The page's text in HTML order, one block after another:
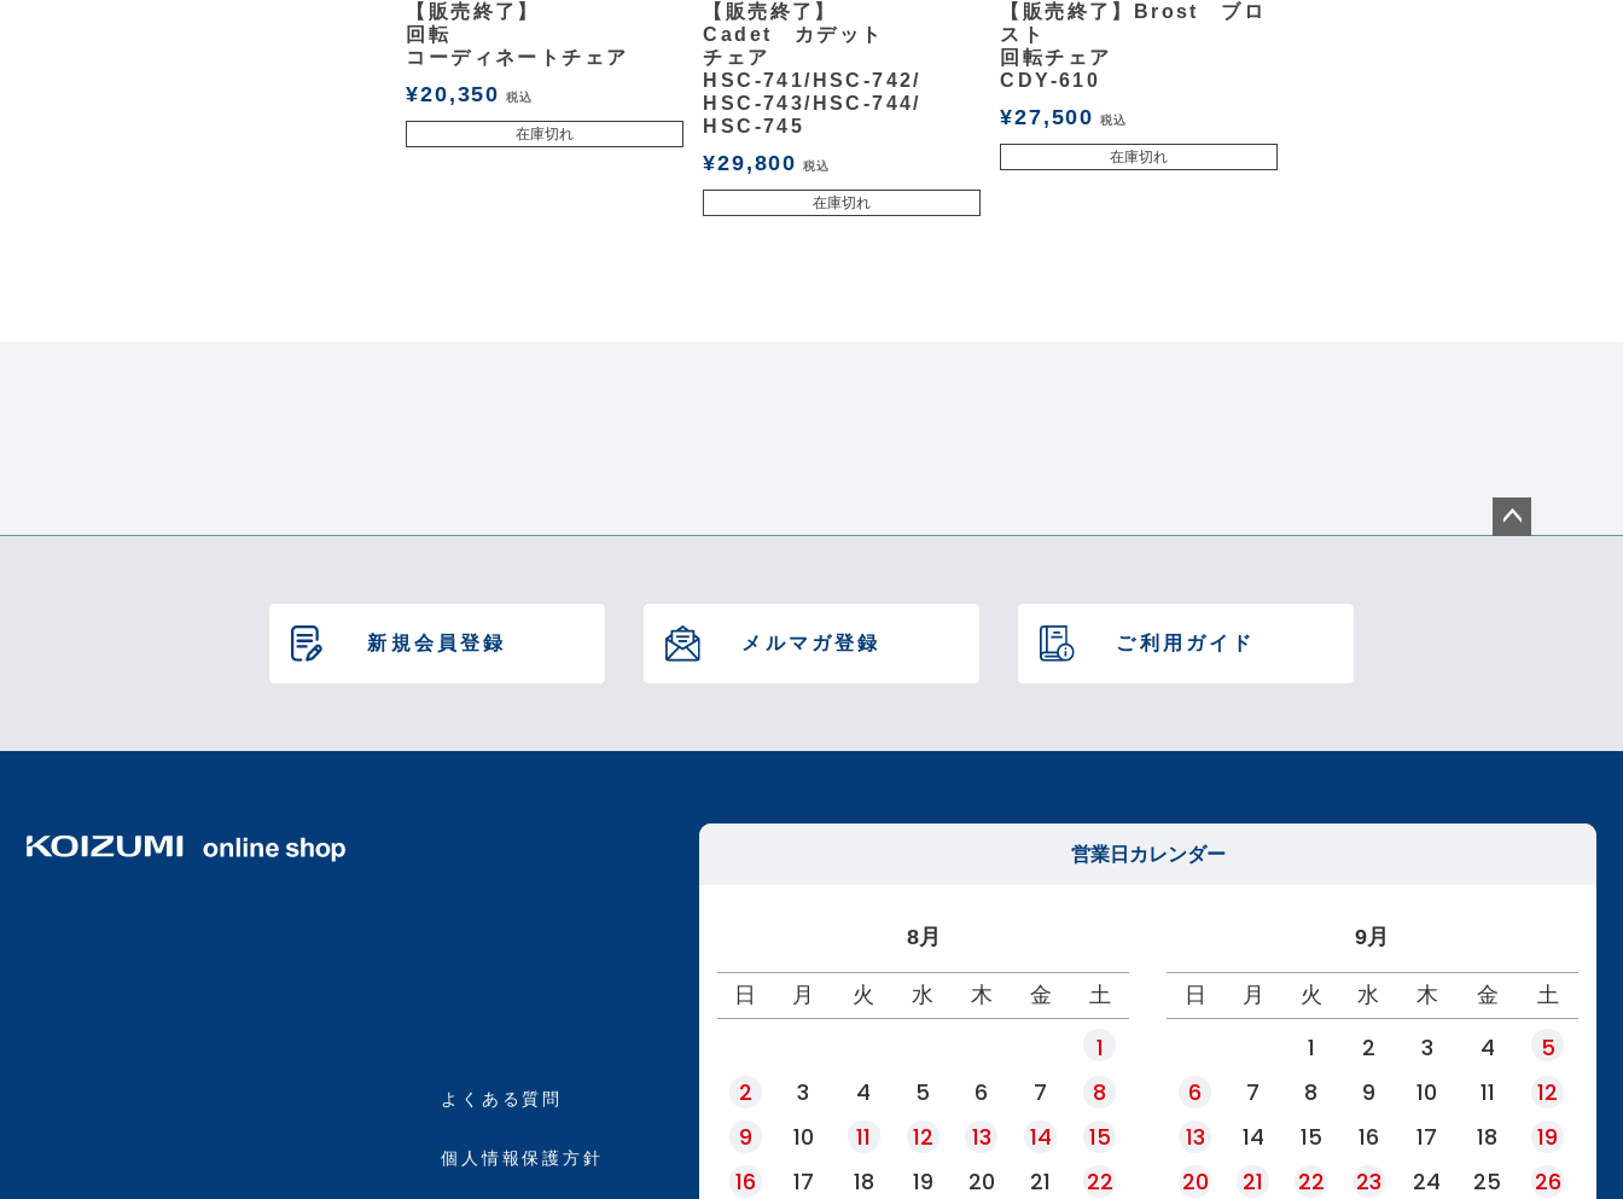
【販売終了】
回転
コーディネートチェア
¥20,350 税込
在庫切れ
【販売終了】
Cadet カデット
チェア
HSC-741/HSC-742/
HSC-743/HSC-744/
HSC-745
¥29,800 税込
在庫切れ
【販売終了】Brost ブロ
スト
回転チェア
CDY-610
¥27,500 税込
在庫切れ
新規会員登録 メルマガ登録 ご利用ガイド
営業日カレンダー
8月
日 月 火 水 木 金 土
1
2
3 4 5 6 7
8
9
10 11 12 13 14
15
16
17 18 19 20 21 22
9月
日 月 火 水 木 金 土
1 2 3 4
5
6
7 8 9 10 11
12
13
14 15 16 17 18
19
20
21 22 23 24 25 26
よくある質問
個人情報保護方針